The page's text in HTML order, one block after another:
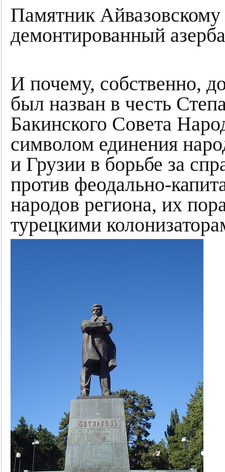
Памятник Айвазовскому
демонтированный
И почему, собственно,
был назван в честь
Бакинского Совета
символом единения
и Грузии в борьбе за
против феодально-
народов региона, их
турецкими